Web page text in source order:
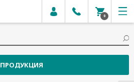
0
ПРОДУКЦИЯ